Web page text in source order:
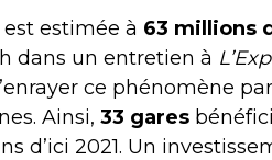
estimée à 63 millions
dans un entretien à
ce phénomène
Ainsi, 33 gares
d’ici 2021. Un